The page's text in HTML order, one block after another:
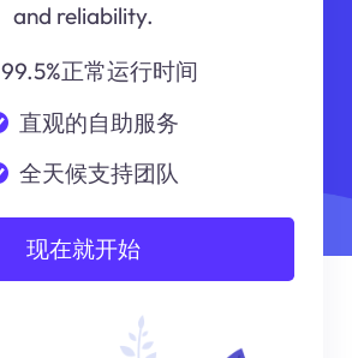
and reliability.
99.5%正常运行时间
直观的自助服务
全天候支持团队
现在就开始